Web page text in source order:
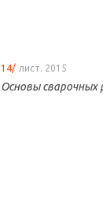
14/ лист. 2015
Основы сварочных